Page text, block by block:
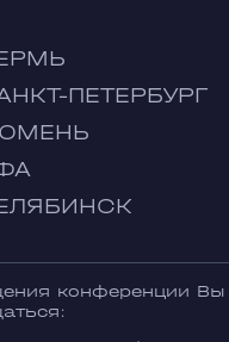
ПЕТЕРБУРГ
конференции Вы